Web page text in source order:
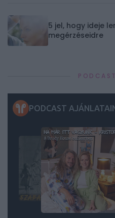
5 jel, hogy ideje
megérzéseidre